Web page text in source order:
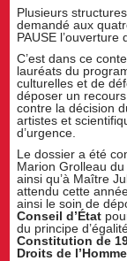
Plusieurs
demandé aux
PAUSE l’ouverture
C’est dans ce
lauréats du
culturelles et de
déposer un
contre la décision
artistes et
d’urgence.
Le dossier a été
Marion Grolleau
ainsi qu’à Maître
attendu cette
ainsi le soin de
Conseil d’État
du principe
Constitution de
Droits de l’Homme